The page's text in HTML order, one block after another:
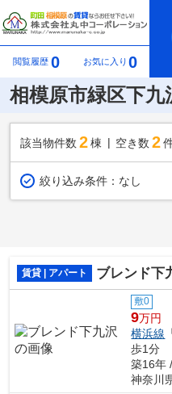
閲覧履歴 0 お気に入り 0
相模原市緑区下九
該当物件数 2棟 空き数 2
絞り込み条件： なし
賃貸 | アパート ブレンド下
敷0
9万円
横浜線
歩1分
築16年
神奈川